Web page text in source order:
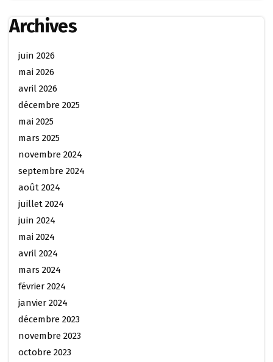
Archives
juin 2026
mai 2026
avril 2026
décembre 2025
mai 2025
mars 2025
novembre 2024
septembre 2024
août 2024
juillet 2024
juin 2024
mai 2024
avril 2024
mars 2024
février 2024
janvier 2024
décembre 2023
novembre 2023
octobre 2023